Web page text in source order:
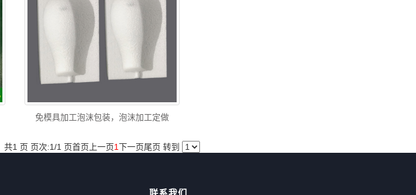
免模具加工泡沫包装，泡沫加工定做
共1 页 页次:1/1 页首页 上一页1下一页尾页 转到
联系我们